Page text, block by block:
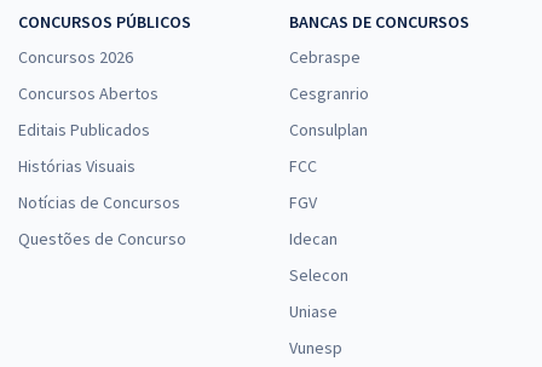
CONCURSOS PÚBLICOS
Concursos 2026
Concursos Abertos
Editais Publicados
Histórias Visuais
Notícias de Concursos
Questões de Concurso
BANCAS DE CONCURSOS
Cebraspe
Cesgranrio
Consulplan
FCC
FGV
Idecan
Selecon
Uniase
Vunesp